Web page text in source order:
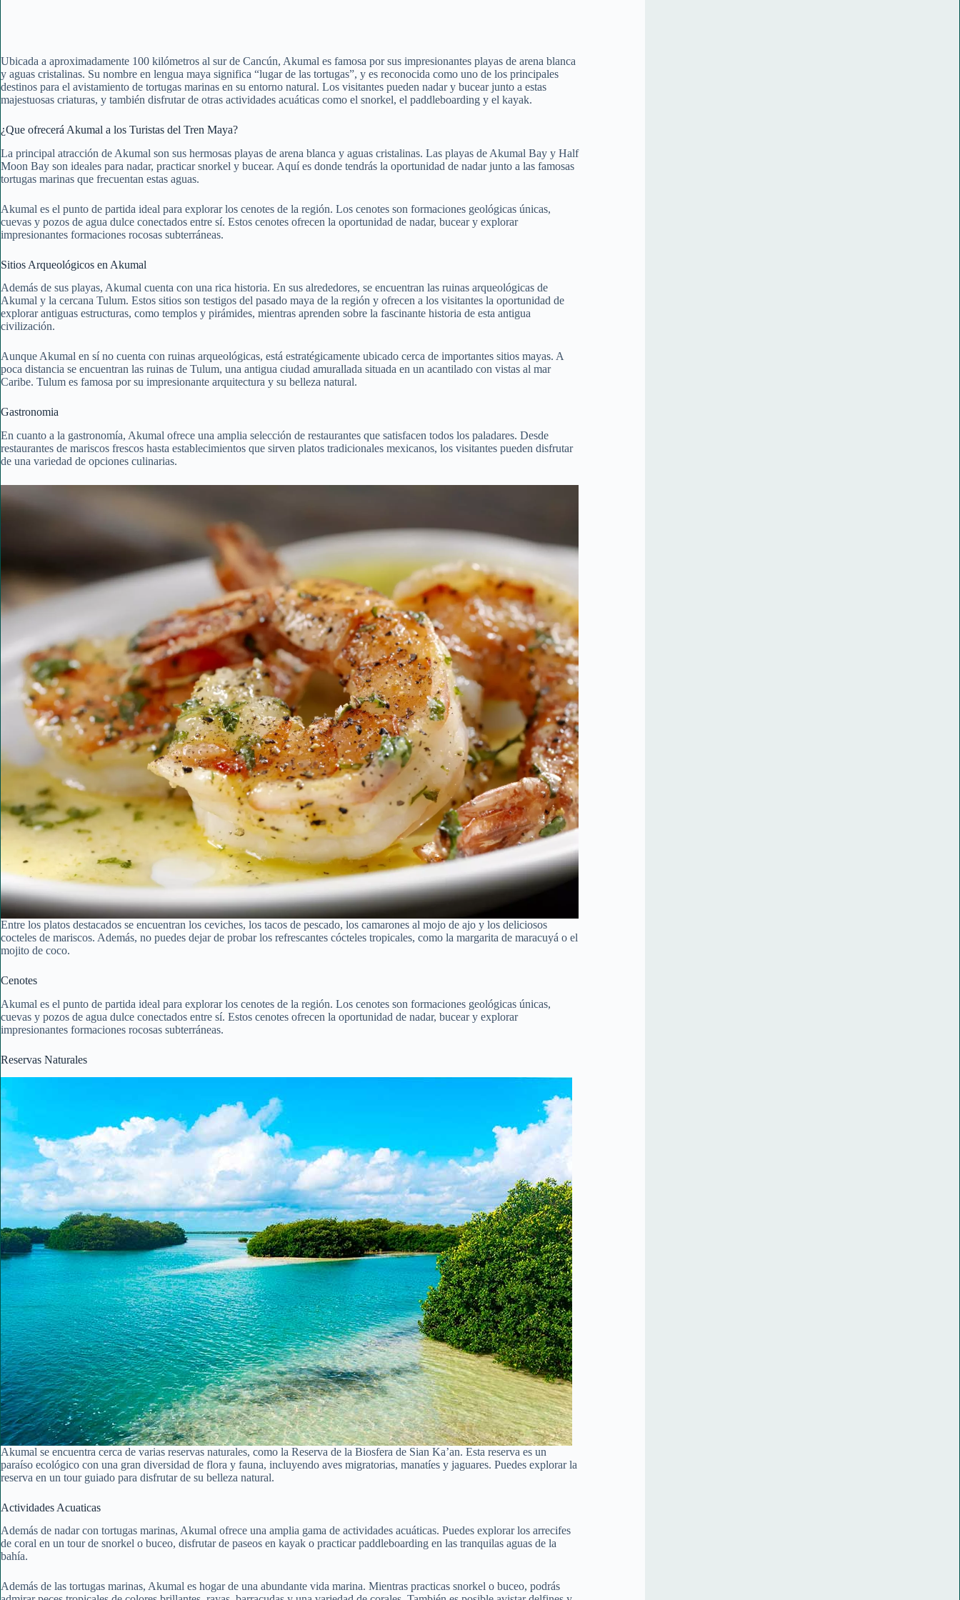
Ubicada a aproximadamente 100 kilómetros al sur de Cancún, Akumal es famosa por sus impresionantes playas de arena blanca
y aguas cristalinas. Su nombre en lengua maya significa “lugar de las tortugas”, y es reconocida como uno de los principales
destinos para el avistamiento de tortugas marinas en su entorno natural. Los visitantes pueden nadar y bucear junto a estas
majestuosas criaturas, y también disfrutar de otras actividades acuáticas como el snorkel, el paddleboarding y el kayak.
¿Que ofrecerá Akumal a los Turistas del Tren Maya?
La principal atracción de Akumal son sus hermosas playas de arena blanca y aguas cristalinas. Las playas de Akumal Bay y Half
Moon Bay son ideales para nadar, practicar snorkel y bucear. Aquí es donde tendrás la oportunidad de nadar junto a las famosas
tortugas marinas que frecuentan estas aguas.
Akumal es el punto de partida ideal para explorar los cenotes de la región. Los cenotes son formaciones geológicas únicas,
cuevas y pozos de agua dulce conectados entre sí. Estos cenotes ofrecen la oportunidad de nadar, bucear y explorar
impresionantes formaciones rocosas subterráneas.
Sitios Arqueológicos en Akumal
Además de sus playas, Akumal cuenta con una rica historia. En sus alrededores, se encuentran las ruinas arqueológicas de
Akumal y la cercana Tulum. Estos sitios son testigos del pasado maya de la región y ofrecen a los visitantes la oportunidad de
explorar antiguas estructuras, como templos y pirámides, mientras aprenden sobre la fascinante historia de esta antigua
civilización.
Aunque Akumal en sí no cuenta con ruinas arqueológicas, está estratégicamente ubicado cerca de importantes sitios mayas. A
poca distancia se encuentran las ruinas de Tulum, una antigua ciudad amurallada situada en un acantilado con vistas al mar
Caribe. Tulum es famosa por su impresionante arquitectura y su belleza natural.
Gastronomia
En cuanto a la gastronomía, Akumal ofrece una amplia selección de restaurantes que satisfacen todos los paladares. Desde
restaurantes de mariscos frescos hasta establecimientos que sirven platos tradicionales mexicanos, los visitantes pueden disfrutar
de una variedad de opciones culinarias.
Entre los platos destacados se encuentran los ceviches, los tacos de pescado, los camarones al mojo de ajo y los deliciosos
cocteles de mariscos. Además, no puedes dejar de probar los refrescantes cócteles tropicales, como la margarita de maracuyá o el
mojito de coco.
Cenotes
Akumal es el punto de partida ideal para explorar los cenotes de la región. Los cenotes son formaciones geológicas únicas,
cuevas y pozos de agua dulce conectados entre sí. Estos cenotes ofrecen la oportunidad de nadar, bucear y explorar
impresionantes formaciones rocosas subterráneas.
Reservas Naturales
Akumal se encuentra cerca de varias reservas naturales, como la Reserva de la Biosfera de Sian Ka’an. Esta reserva es un
paraíso ecológico con una gran diversidad de flora y fauna, incluyendo aves migratorias, manatíes y jaguares. Puedes explorar la
reserva en un tour guiado para disfrutar de su belleza natural.
Actividades Acuaticas
Además de nadar con tortugas marinas, Akumal ofrece una amplia gama de actividades acuáticas. Puedes explorar los arrecifes
de coral en un tour de snorkel o buceo, disfrutar de paseos en kayak o practicar paddleboarding en las tranquilas aguas de la
bahía.
Además de las tortugas marinas, Akumal es hogar de una abundante vida marina. Mientras practicas snorkel o buceo, podrás